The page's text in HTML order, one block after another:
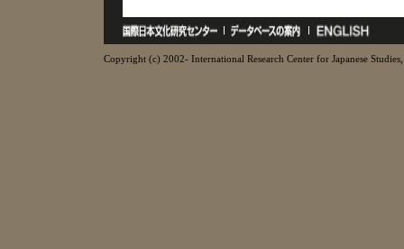
Copyright (c) 2002- International Research Center for Japanese